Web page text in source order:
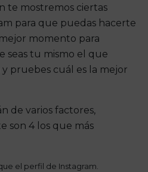
te mostremos ciertas
para que puedas hacerte
momento para
seas tu mismo el que
pruebes cuál es la mejor
de varios factores,
son 4 los que más
el perfil de Instagram.